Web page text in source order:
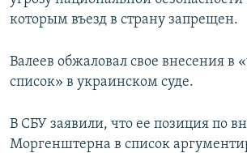
которым въезд в страну запрещен.
Валеев обжаловал свое внесения в
список» в украинском суде.
В СБУ заявили, что ее позиция по
Моргенштерна в список